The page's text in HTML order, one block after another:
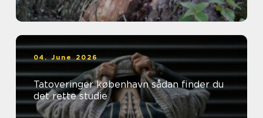
04. June 2026
Tatoveringer københavn sådan finder du
det rette studie